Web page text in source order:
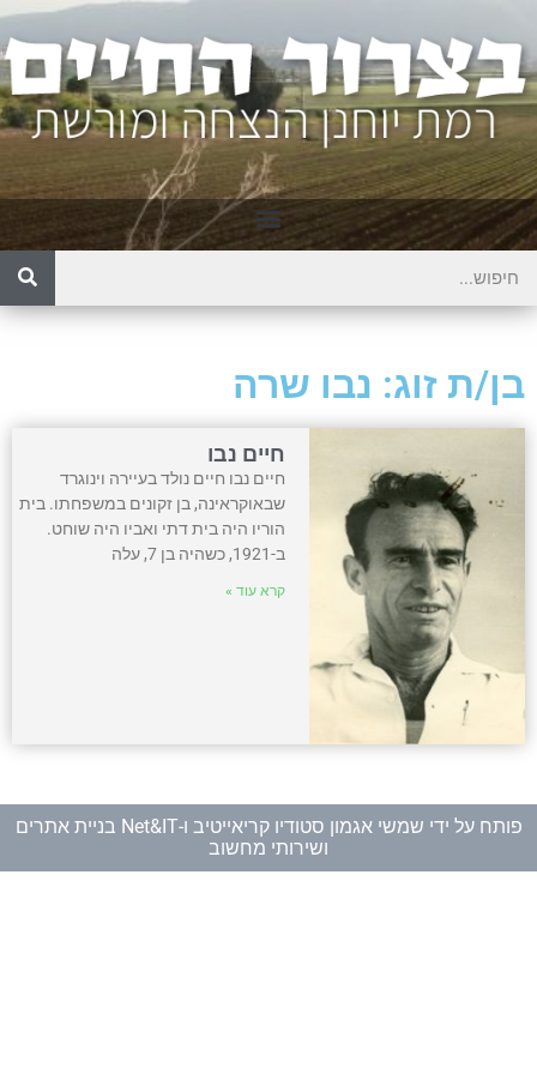
בן/ת זוג: נבו שרה
חיים נבו
חיים נבו חיים נולד בעיירה וינוגרד
שבאוקראינה, בן זקונים במשפחתו. בית
הוריו היה בית דתי ואביו היה שוחט.
ב-1921, כשהיה בן 7, עלה
קרא עוד »
פותח על ידי שמשי אגמון סטודיו קריאייטיב ו-
Net&IT בניית אתרים
ושירותי מחשוב